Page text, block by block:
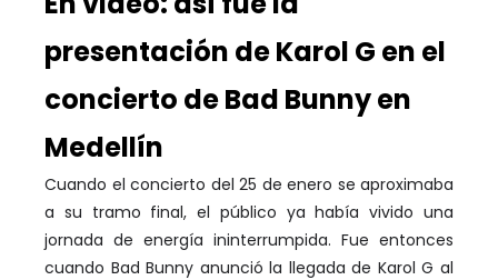
presentación de Karol G en el
concierto de Bad Bunny en
Medellín
Cuando el concierto del 25 de enero se aproximaba
a su tramo final, el público ya había vivido una
jornada de energía ininterrumpida. Fue entonces
cuando Bad Bunny anunció la llegada de Karol G al